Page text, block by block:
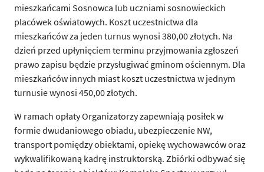
mieszkańcami Sosnowca lub uczniami sosnowieckich
placówek oświatowych. Koszt uczestnictwa dla
mieszkańców za jeden turnus wynosi 380,00 złotych. Na
dzień przed upłynięciem terminu przyjmowania zgłoszeń
prawo zapisu będzie przysługiwać gminom ościennym. Dla
mieszkańców innych miast koszt uczestnictwa w jednym
turnusie wynosi 450,00 złotych.
W ramach opłaty Organizatorzy zapewniają posiłek w
formie dwudaniowego obiadu, ubezpieczenie NW,
transport pomiędzy obiektami, opiekę wychowawców oraz
wykwalifikowaną kadrę instruktorską. Zbiórki odbywać się